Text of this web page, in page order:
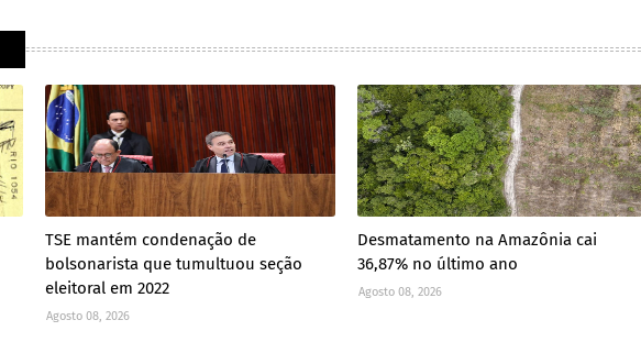
TSE mantém condenação de
bolsonarista que tumultuou seção
eleitoral em 2022
Agosto 08, 2026
Desmatamento na Amazônia cai
36,87% no último ano
Agosto 08, 2026